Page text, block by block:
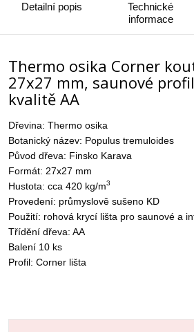
Detailní popis
Technické
informace
Thermo osika Corner
27x27 mm, saunové
kvalitě AA
Dřevina: Thermo osika
Botanický název: Populus tremuloides
Původ dřeva: Finsko Karava
Formát: 27x27 mm
Hustota: cca 420 kg/m3
Provedení: průmyslově sušeno KD
Použití: rohová krycí lišta pro saunové a
Třídění dřeva: AA
Balení 10 ks
Profil: Corner lišta